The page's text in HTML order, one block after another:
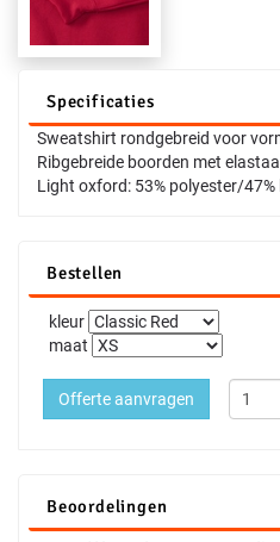
Specificaties
Sweatshirt rondgebreid voor
Ribgebreide boorden met
Light oxford: 53% polyester/47%
Bestellen
kleur
maat
Offerte aanvragen
Beoordelingen